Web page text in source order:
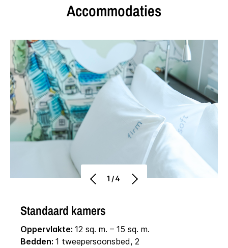
Accommodaties
1/4
Standaard kamers
Oppervlakte: 12 sq. m. – 15 sq. m.
Bedden: 1 tweepersoonsbed, 2